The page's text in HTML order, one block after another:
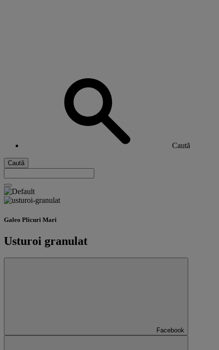
Caută
Caută
Galeo Plicuri Mari
Usturoi granulat
Facebook